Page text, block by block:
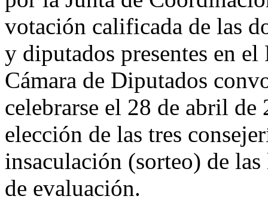
votación calificada de las
y diputados presentes en
Cámara de Diputados
celebrarse el 28 de abril de
elección de las tres
insaculación (sorteo) de
de evaluación.